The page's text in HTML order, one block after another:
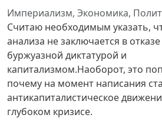
Империализм, Экономика,
Считаю необходимым указать,
анализа не заключается в
буржуазной диктатурой и
капитализмом.Наоборот, это
почему на момент написания
антикапиталистическое
глубоком кризисе.